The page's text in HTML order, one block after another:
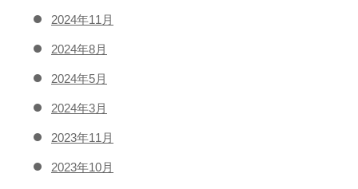
2024年11月
2024年8月
2024年5月
2024年3月
2023年11月
2023年10月